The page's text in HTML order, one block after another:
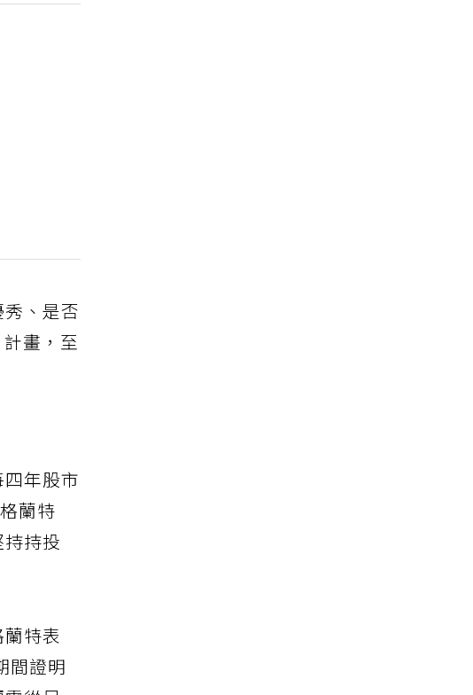
、是否
畫，至
年股市
蘭特
持投
特表
間證明